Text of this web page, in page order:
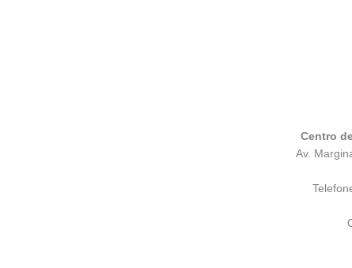
Centro
Av.